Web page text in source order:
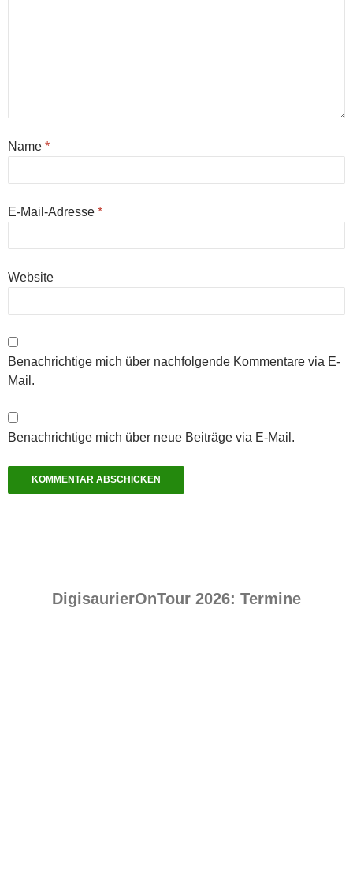
Name *
E-Mail-Adresse *
Website
Benachrichtige mich über nachfolgende Kommentare via E-
Mail.
Benachrichtige mich über neue Beiträge via E-Mail.
DigisaurierOnTour 2026: Termine